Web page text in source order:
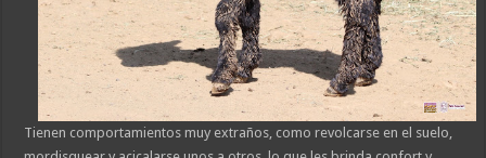
Tienen comportamientos muy extraños, como revolcarse en el suelo,